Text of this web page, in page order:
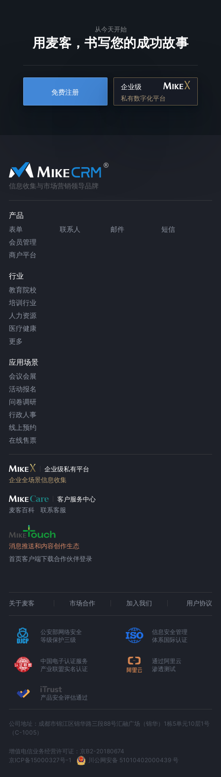
从今天开始
用麦客，书写您的成功故事
免费注册
企业级
私有数字化平台
信息收集与市场营销领导品牌
产品
表单 联系人 邮件
短信
会员管理
商户平台
行业
教育院校
培训行业
人力资源
医疗健康
更多
应用场景
会议会展
活动报名
问卷调研
行政人事
线上预约
在线售票
企业级私有平台
企业全场景信息收集
客户服务中心
麦客百科
联系客服
消息推送和内容创作生态
首页客户端下载合作伙伴登录
关于麦客 市场合作 加入我们 用户协议
公安部网络安全
等级保护三级
信息安全管理
体系国际认证
中国电子认证服务
产业联盟实名认证
通过阿里云
渗透测试
产品安全评估通过
公司地址：成都市锦江区锦华路三段88号汇融广场（锦华）1栋5单元10层1号
（C-1005）
增值电信业务经营许可证：京B2-20180674
京ICP备15000327号-1
川公网安备 51010402000439 号